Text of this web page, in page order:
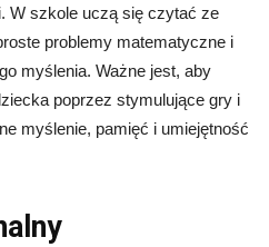
W szkole uczą się czytać ze
problemy matematyczne i
myślenia. Ważne jest, aby
poprzez stymulujące gry i
myślenie, pamięć i umiejętność